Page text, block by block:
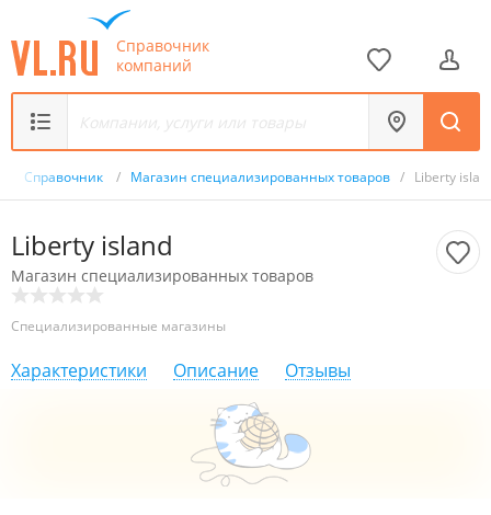
Справочник
компаний
Справочник / Магазин специализированных товаров / Liberty
Liberty island
Магазин специализированных товаров
Специализированные магазины
Характеристики Описание Отзывы